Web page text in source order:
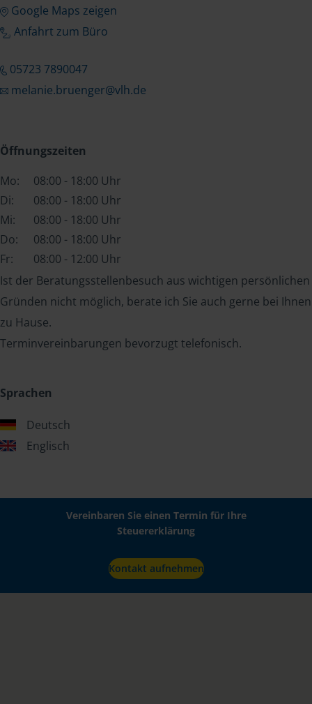
Google Maps zeigen
Anfahrt zum Büro
05723 7890047
melanie.bruenger@vlh.de
Öffnungszeiten
Mo:
08:00 - 18:00 Uhr
Di:
08:00 - 18:00 Uhr
Mi:
08:00 - 18:00 Uhr
Do:
08:00 - 18:00 Uhr
Fr:
08:00 - 12:00 Uhr
Ist der Beratungsstellenbesuch aus wichtigen persönlichen
Gründen nicht möglich, berate ich Sie auch gerne bei Ihnen
zu Hause.
Terminvereinbarungen bevorzugt telefonisch.
Sprachen
Deutsch
Englisch
Vereinbaren Sie einen Termin für Ihre
Steuererklärung
Kontakt aufnehmen